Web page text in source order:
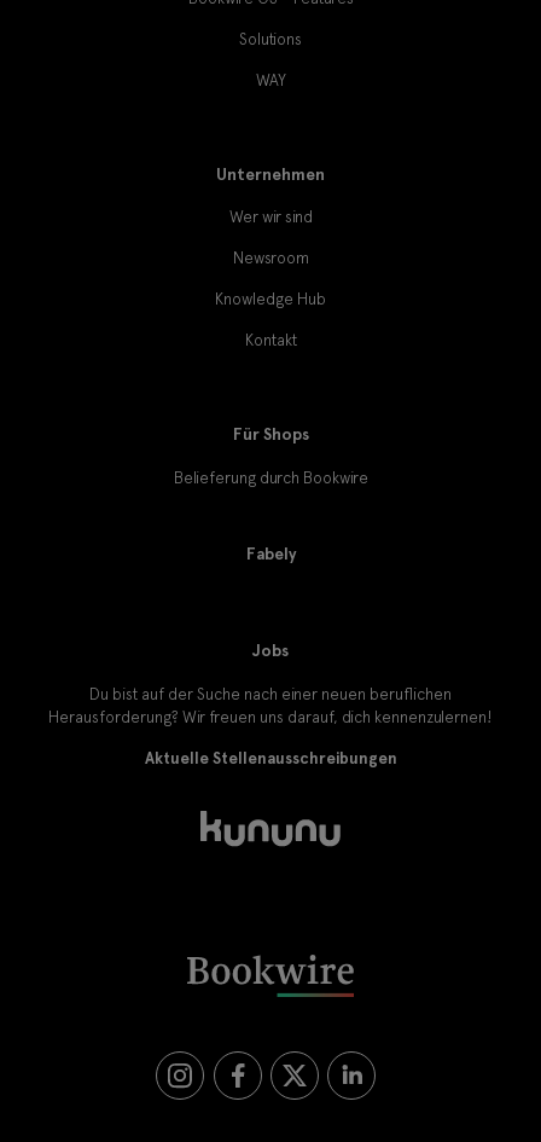
Solutions
WAY
Unternehmen
Wer wir sind
Newsroom
Knowledge Hub
Kontakt
Für Shops
Belieferung durch Bookwire
Fabely
Jobs
Du bist auf der Suche nach einer neuen beruflichen
Herausforderung? Wir freuen uns darauf, dich kennenzulernen!
Aktuelle Stellenausschreibungen